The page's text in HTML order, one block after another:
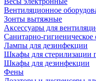
Вентиляционное
Зонты вытяжные
Аксессуары для
Санитарно-гигиеническое
Лампы для дезинфекции
Шкафы для стерилизации
Шкафы для дезинфекции
Фены